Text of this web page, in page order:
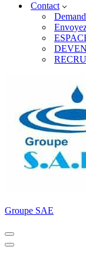
Contact
Groupe SAE
Menu
de
Menu